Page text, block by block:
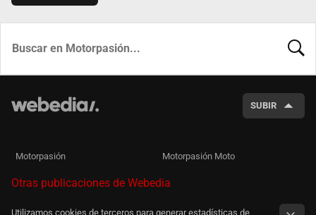
SUBIR
Motorpasión Motorpasión Moto
Otras publicaciones de Webedia
Utilizamos cookies de terceros para generar estadísticas de